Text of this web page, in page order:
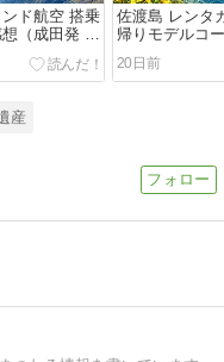
ド航空 搭乗
（成田発 オ
クイーンズ
佐渡島 レンタ
帰りモデルコ
産・佐渡金山
る絶景まで！
20日前
産